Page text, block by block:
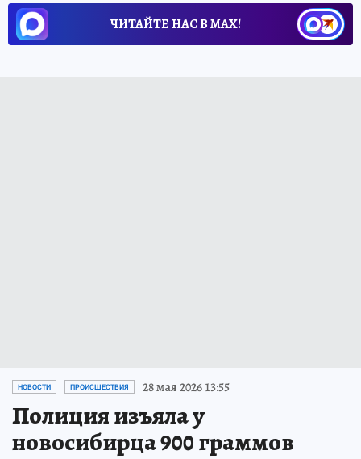
ЧИТАЙТЕ НАС В МАХ!
НОВОСТИ ПРОИСШЕСТВИЯ 28 мая 2026 13:55
Полиция изъяла у
новосибирца 900 граммов